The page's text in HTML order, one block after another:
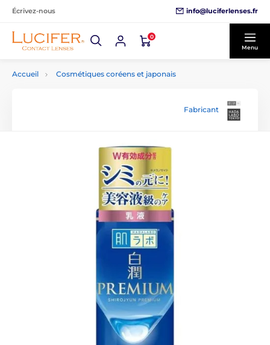
Écrivez-nous info@luciferlenses.fr
0
Menu
Accueil Cosmétiques coréens et japonais
Fabricant